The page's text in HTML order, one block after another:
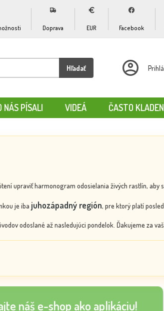
Doprava EUR Facebook
Hľadať
NÁS PÍSALI VIDEÁ ČASTO
upraviť harmonogram odosielania živých rastlín, aby
je iba juhozápadný región, pre ktorý platí
odoslané až nasledujúci pondelok. Ďakujeme za
náš e-shop ako aplikáciu!